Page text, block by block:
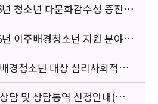
청소년 다문화감수성 증진
램 「다가감」신청기관 안내
이주배경청소년 지원 분야
역량강화 교육 일정 안내
경청소년 대상 심리사회적응
수동영상 개편 안내
담 및 상담통역 신청안내(의뢰